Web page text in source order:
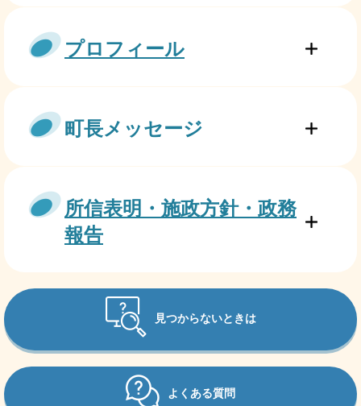
プロフィール
町長メッセージ
所信表明・施政方針・政務
報告
見つからないときは
よくある質問